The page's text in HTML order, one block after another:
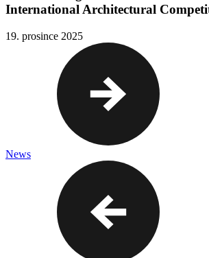
International Architectural
19. prosince 2025
News